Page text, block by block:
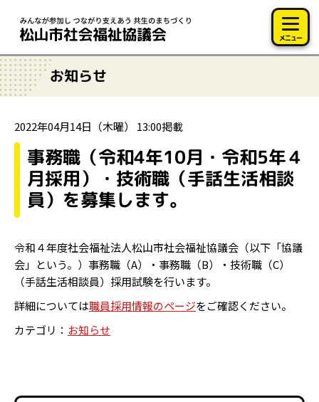
メニュー
お知らせ
2022年04月14日（木曜） 13:00掲載
事務職（令和4年10月・令和5年４
月採用）・技術職（手話生活相談
員）を募集します。
令和４年度社会福祉法人松山市社会福祉協議会（以下「協議
会」という。）事務職（A）・事務職（B）・技術職（C）
（手話生活相談員）採用試験を行います。
詳細については職員採用情報のページをご確認ください。
カテゴリ： お知らせ